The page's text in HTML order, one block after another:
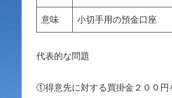
意味 小切手用の預金口座
代表的な問題
①得意先に対する買掛金２００円